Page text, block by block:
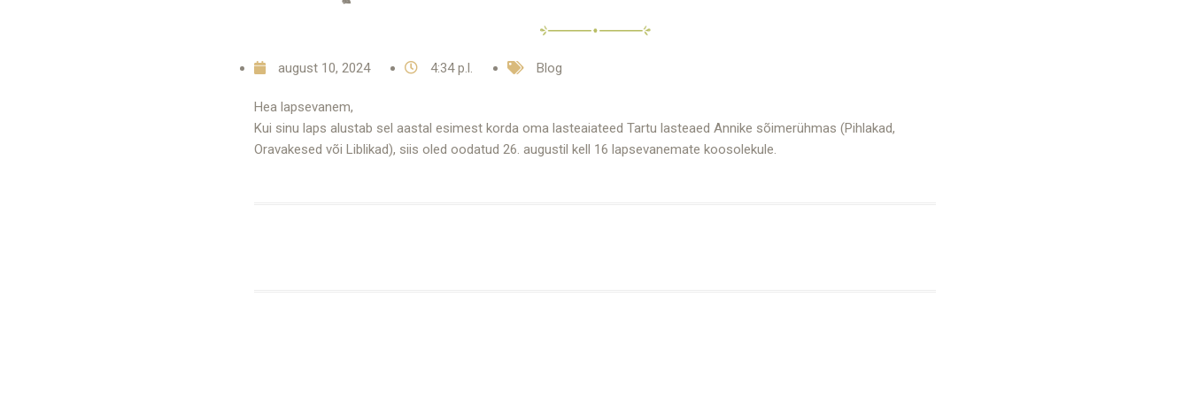
august 10, 2024 4:34 p.l. Blog
Hea lapsevanem,
Kui sinu laps alustab sel aastal esimest korda oma lasteaiateed Tartu lasteaed Annike sõimerühmas (Pihlakad,
Oravakesed või Liblikad), siis oled oodatud 26. augustil kell 16 lapsevanemate koosolekule.